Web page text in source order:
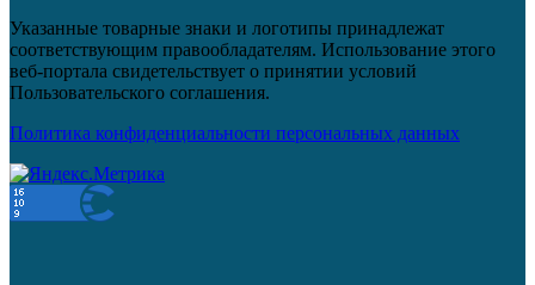
Указанные товарные знаки и логотипы принадлежат
соответствующим правообладателям. Использование этого
веб-портала свидетельствует о принятии условий
Пользовательского соглашения.
Политика конфиденциальности персональных данных